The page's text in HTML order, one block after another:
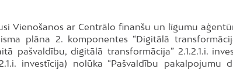
Vienošanos ar Centrālo finanšu un līgumu
plāna 2. komponentes “Digitālā
pašvaldību, digitālā transformācija” 2.1.2.1.i.
investīcija) nolūka “Pašvaldību pakalpojumu